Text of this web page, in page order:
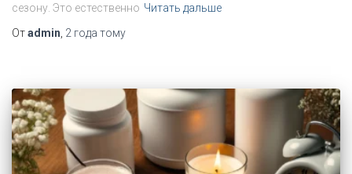
сезону. Это естественно Читать дальше
Отadmin 2 года тому